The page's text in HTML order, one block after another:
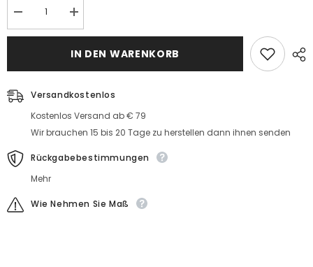
Abendkleider
Lang
Abiballkleider
MengeAbendkleider
Lang
Dunkel
Grün
Abiballkleider
Satin
IN DEN WARENKORB
Versandkostenlos
Kostenlos Versand ab € 79
Wir brauchen 15 bis 20 Tage zu herstellen dann ihnen senden
Rückgabebestimmungen
Mehr
Wie Nehmen Sie Maß